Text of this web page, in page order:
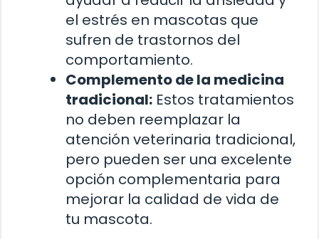
el estrés en mascotas que
sufren de trastornos del
comportamiento.
Complemento de la medicina
tradicional: Estos tratamientos
no deben reemplazar la
atención veterinaria tradicional,
pero pueden ser una excelente
opción complementaria para
mejorar la calidad de vida de
tu mascota.